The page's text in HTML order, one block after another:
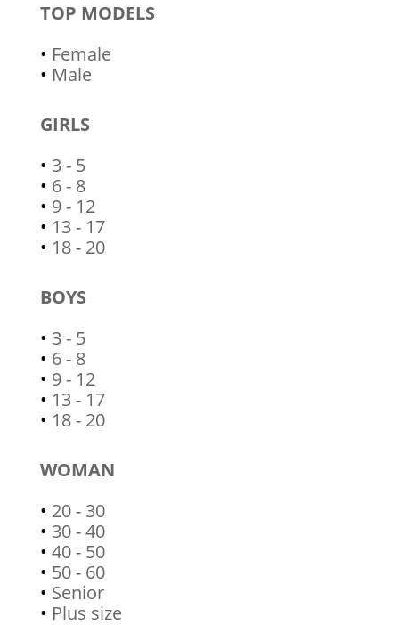
TOP MODELS
• Female
• Male
GIRLS
• 3 - 5
• 6 - 8
• 9 - 12
• 13 - 17
• 18 - 20
BOYS
• 3 - 5
• 6 - 8
• 9 - 12
• 13 - 17
• 18 - 20
WOMAN
• 20 - 30
• 30 - 40
• 40 - 50
• 50 - 60
• Senior
• Plus size